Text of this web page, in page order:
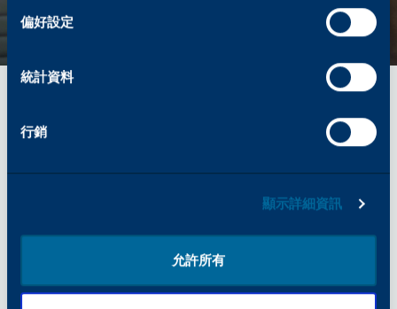
偏好設定
統計資料
行銷
顯示詳細資訊
允許所有
有用的指南和見解
我們的支援影片
產品透視。從研發到卓越色彩，我們的影片提供有用
的資源來回答您的問題。如需完整的指南、示範和行
銷資料庫，請造訪我們的頻道，探索開頓 如何以專
瀏覽我們的視訊庫